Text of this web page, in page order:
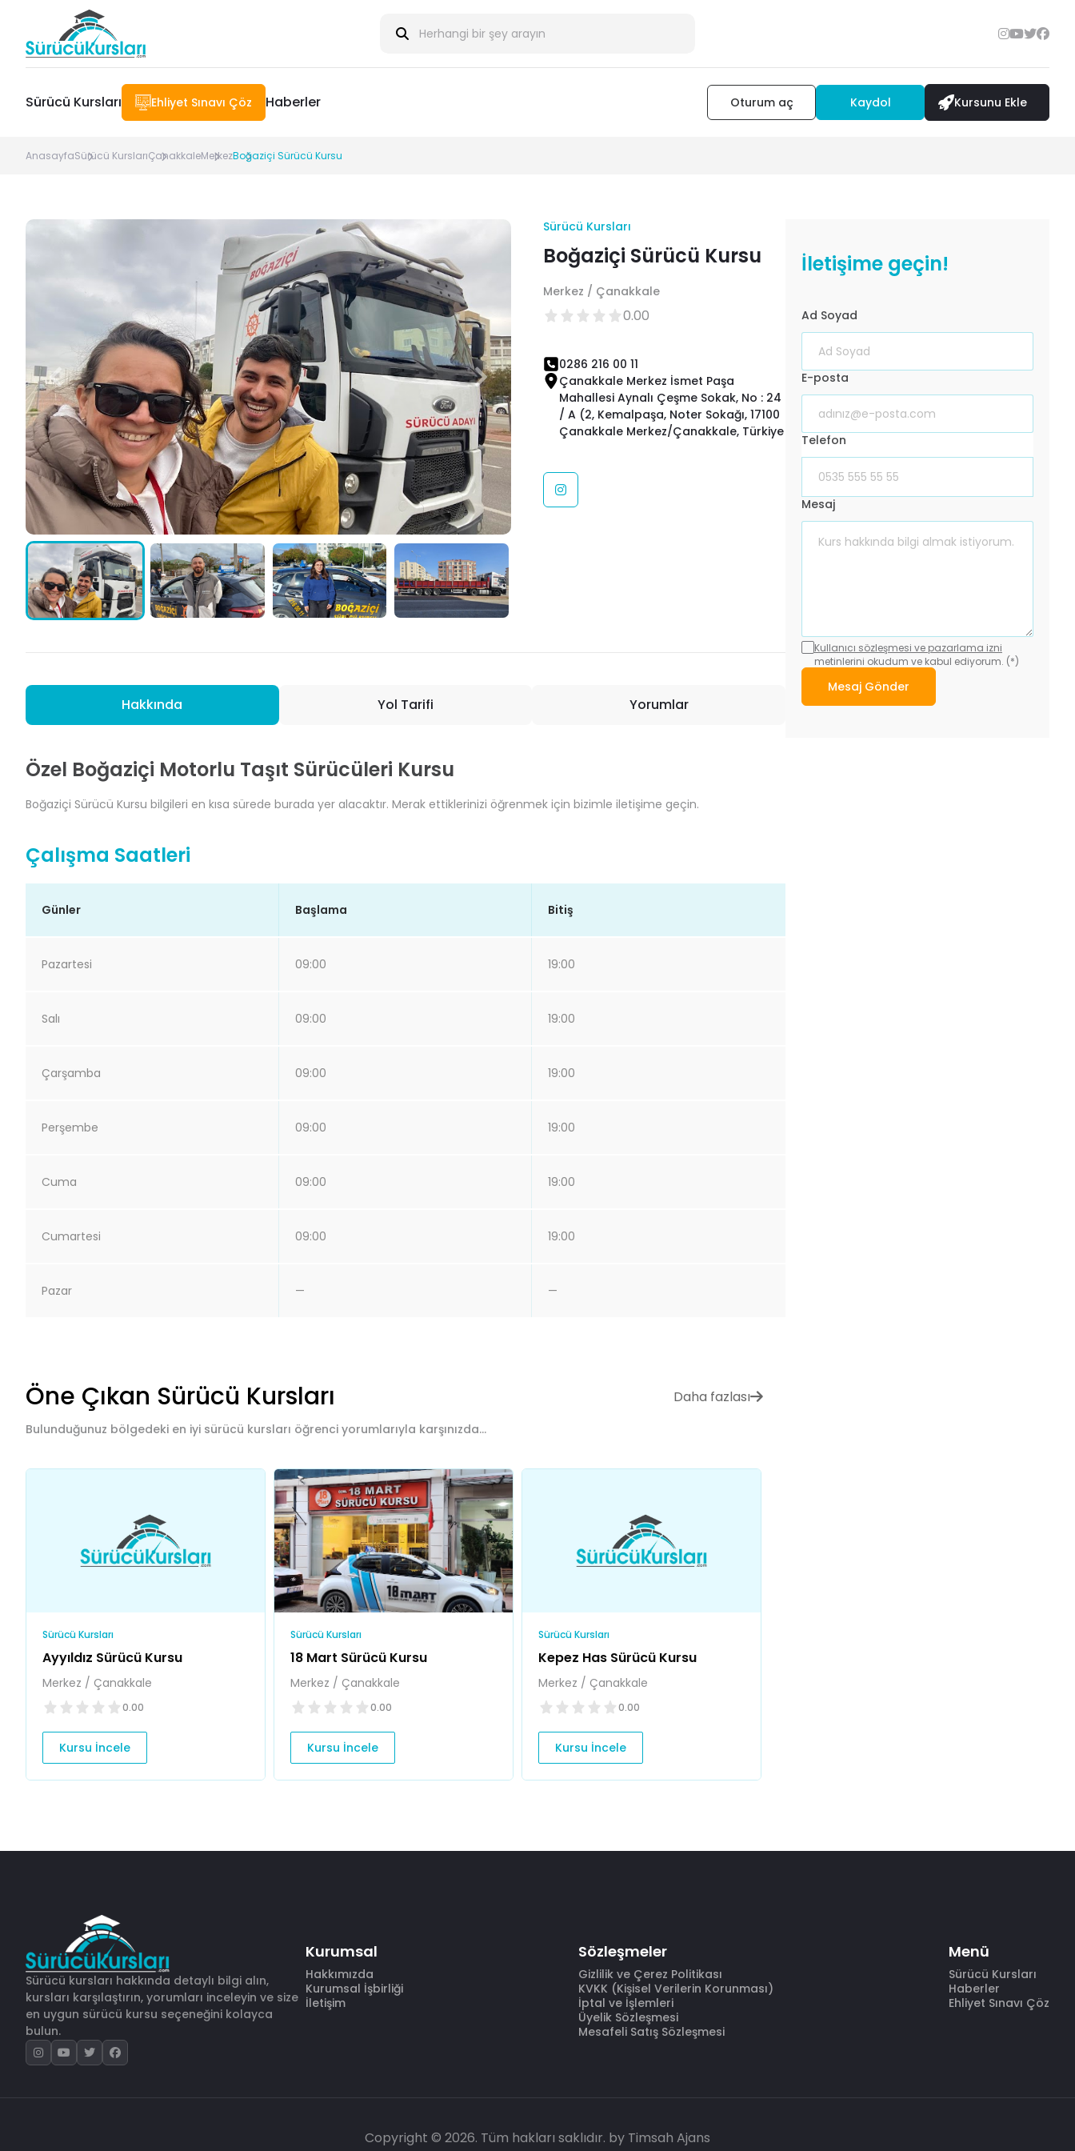
Sürücü Kursları Ehliyet Sınavı Çöz Haberler Oturum aç Kaydol Kursunu Ekle
AnasayfaSürücü KurslarıÇanakkaleMerkezBoğaziçi Sürücü Kursu
Sürücü Kursları
Boğaziçi Sürücü Kursu
Merkez / Çanakkale
0.00
0286 216 00 11
Çanakkale Merkez İsmet Paşa
Mahallesi Aynalı Çeşme Sokak, No : 24
/ A (2, Kemalpaşa, Noter Sokağı, 17100
Çanakkale Merkez/Çanakkale, Türkiye
Hakkında Yol Tarifi Yorumlar
Özel Boğaziçi Motorlu Taşıt Sürücüleri Kursu
Boğaziçi Sürücü Kursu bilgileri en kısa sürede burada yer alacaktır. Merak ettiklerinizi öğrenmek için bizimle iletişime geçin.
Çalışma Saatleri
Günler Başlama Bitiş
Pazartesi 09:00 19:00
Salı 09:00 19:00
Çarşamba 09:00 19:00
Perşembe 09:00 19:00
Cuma 09:00 19:00
Cumartesi 09:00 19:00
Pazar — —
İletişime geçin!
Ad Soyad
E-posta
Telefon
Mesaj
Kullanıcı sözleşmesi ve pazarlama izni
metinlerini okudum ve kabul ediyorum. (*)
Mesaj Gönder
Öne Çıkan Sürücü Kursları Daha fazlası
Bulunduğunuz bölgedeki en iyi sürücü kursları öğrenci yorumlarıyla karşınızda...
Sürücü Kursları
Ayyıldız Sürücü Kursu
Merkez / Çanakkale
0.00
Kursu İncele
Sürücü Kursları
18 Mart Sürücü Kursu
Merkez / Çanakkale
0.00
Kursu İncele
Sürücü Kursları
Kepez Has Sürücü Kursu
Merkez / Çanakkale
0.00
Kursu İncele
Sürücü kursları hakkında detaylı bilgi alın,
kursları karşılaştırın, yorumları inceleyin ve size
en uygun sürücü kursu seçeneğini kolayca
bulun.
Kurumsal
Hakkımızda
Kurumsal İşbirliği
İletişim
Sözleşmeler
Gizlilik ve Çerez Politikası
KVKK (Kişisel Verilerin Korunması)
İptal ve İşlemleri
Üyelik Sözleşmesi
Mesafeli Satış Sözleşmesi
Menü
Sürücü Kursları
Haberler
Ehliyet Sınavı Çöz
Copyright © 2026. Tüm hakları saklıdır. by Timsah Ajans